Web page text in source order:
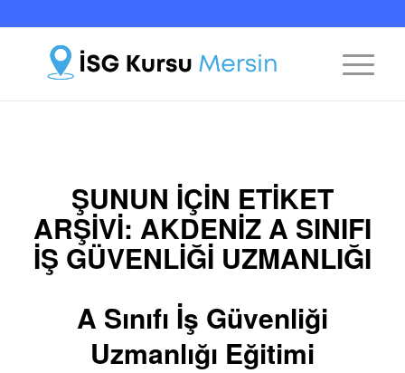
ŞUNUN IÇIN ETIKET
ARŞIVI: AKDENIZ A SINIFI
İŞ GÜVENLIĞI UZMANLIĞI
A Sınıfı İş Güvenliği
Uzmanlığı Eğitimi